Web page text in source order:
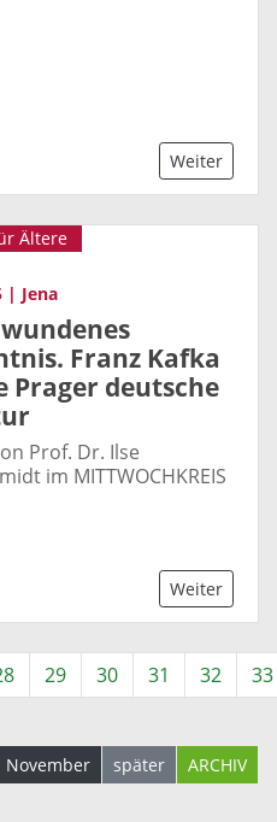
Weiter
Ältere
| Jena
Franz Kafka
Prager deutsche
Prof. Dr. Ilse
im MITTWOCHKREIS
Weiter
29 30 31 32 33
November später ARCHIV